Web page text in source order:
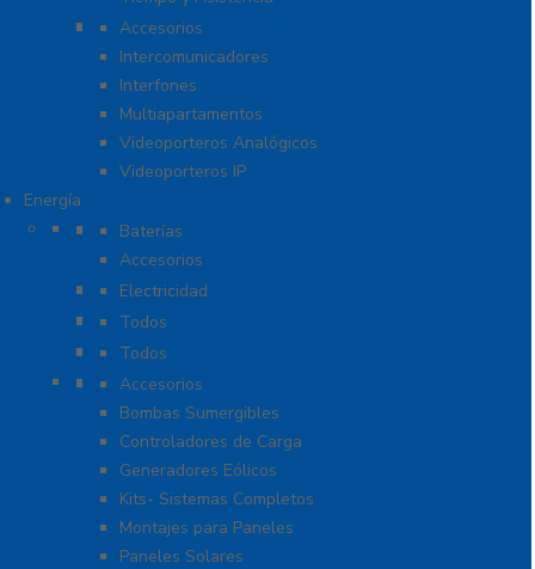
Videoporteros e Interfonos
Accesorios
Intercomunicadores
Interfones
Multiapartamentos
Videoporteros Analógicos
Videoporteros IP
Energía
Baterías
Baterías
Accesorios
Cables
Electricidad
Cargadores de Baterías
Todos
Lámparas de Emergencia
Todos
Energía Solar y Eólica
Accesorios
Bombas Sumergibles
Controladores de Carga
Generadores Eólicos
Kits- Sistemas Completos
Montajes para Paneles
Paneles Solares